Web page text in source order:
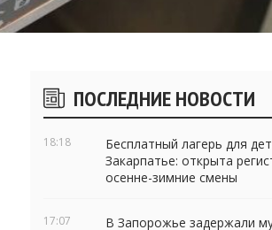
Боковые
виджеты
ПОСЛЕДНИЕ НОВОСТИ
18:18
Бесплатный лагерь для
Закарпатье: открыта
осенне-зимние смены
17:07
В Запорожье задержали